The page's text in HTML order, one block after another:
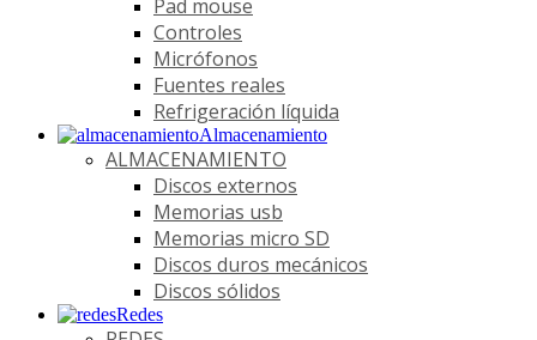
Pad mouse
Controles
Micrófonos
Fuentes reales
Refrigeración líquida
Almacenamiento
ALMACENAMIENTO
Discos externos
Memorias usb
Memorias micro SD
Discos duros mecánicos
Discos sólidos
Redes